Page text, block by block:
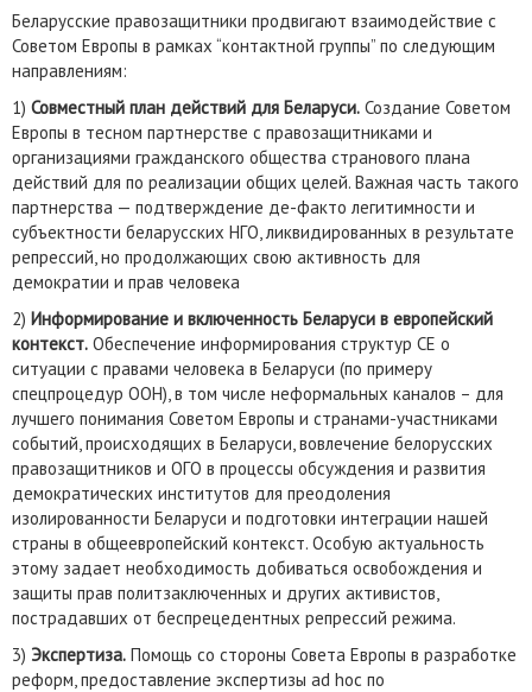
Беларусские правозащитники продвигают взаимодействие с
Советом Европы в рамках “контактной группы” по следующим
направлениям:
1) Совместный план действий для Беларуси. Создание Советом
Европы в тесном партнерстве с правозащитниками и
организациями гражданского общества странового плана
действий для по реализации общих целей. Важная часть такого
партнерства — подтверждение де-факто легитимности и
субъектности беларусских НГО, ликвидированных в результате
репрессий, но продолжающих свою активность для
демократии и прав человека
2) Информирование и включенность Беларуси в европейский
контекст. Обеспечение информирования структур СЕ о
ситуации с правами человека в Беларуси (по примеру
спецпроцедур ООН), в том числе неформальных каналов – для
лучшего понимания Советом Европы и странами-участниками
событий, происходящих в Беларуси, вовлечение белорусских
правозащитников и ОГО в процессы обсуждения и развития
демократических институтов для преодоления
изолированности Беларуси и подготовки интеграции нашей
страны в общеевропейский контекст. Особую актуальность
этому задает необходимость добиваться освобождения и
защиты прав политзаключенных и других активистов,
пострадавших от беспрецедентных репрессий режима.
3) Экспертиза. Помощь со стороны Совета Европы в разработке
реформ, предоставление экспертизы ad hoc по